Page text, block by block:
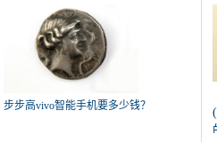
步步高vivo智能手机要多少钱？